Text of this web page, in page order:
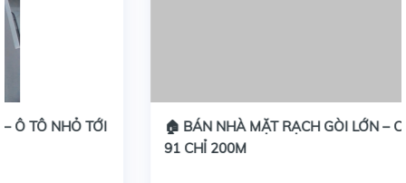
🏠 BÁN NHÀ MẶT RẠCH GÒI LỚN – CÁCH QUỐC LỘ